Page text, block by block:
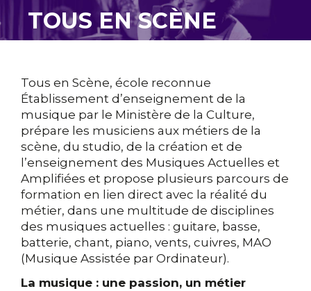
TOUS EN SCÈNE
Tous en Scène, école reconnue
Établissement d’enseignement de la
musique par le Ministère de la Culture,
prépare les musiciens aux métiers de la
scène, du studio, de la création et de
l’enseignement des Musiques Actuelles et
Amplifiées et propose plusieurs parcours de
formation en lien direct avec la réalité du
métier, dans une multitude de disciplines
des musiques actuelles : guitare, basse,
batterie, chant, piano, vents, cuivres, MAO
(Musique Assistée par Ordinateur).
La musique : une passion, un métier